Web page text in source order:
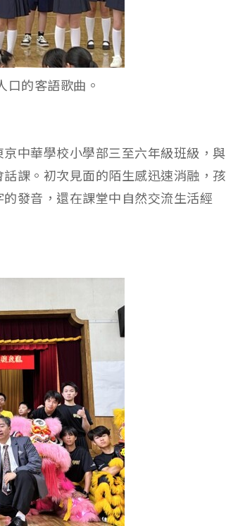
口的客語歌曲。
中華學校小學部三至六年級班級，與
課。初次見面的陌生感迅速消融，孩
發音，還在課堂中自然交流生活經